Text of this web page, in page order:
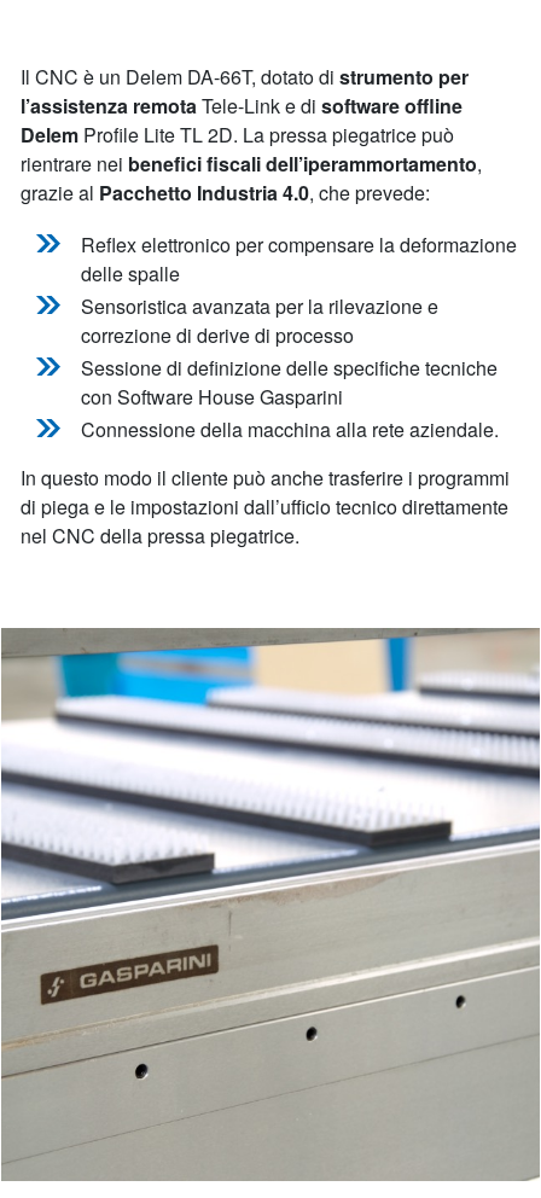
Il CNC è un Delem DA-66T, dotato di strumento per
l’assistenza remotaTele-Link e di software offline
Delem Profile Lite TL 2D. La pressa piegatrice può
rientrare nei benefici fiscali dell’iperammortamento,
grazie al Pacchetto Industria 4.0, che prevede:
Reflex elettronico per compensare la deformazione
delle spalle
Sensoristica avanzata per la rilevazione e
correzione di derive di processo
Sessione di definizione delle specifiche tecniche
con Software House Gasparini
Connessione della macchina alla rete aziendale.
In questo modo il cliente può anche trasferire i programmi
di piega e le impostazioni dall’ufficio tecnico direttamente
nel CNC della pressa piegatrice.